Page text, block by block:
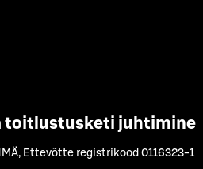
toitlustusketi juhtimine
, Ettevõtte registrikood 0116323-1